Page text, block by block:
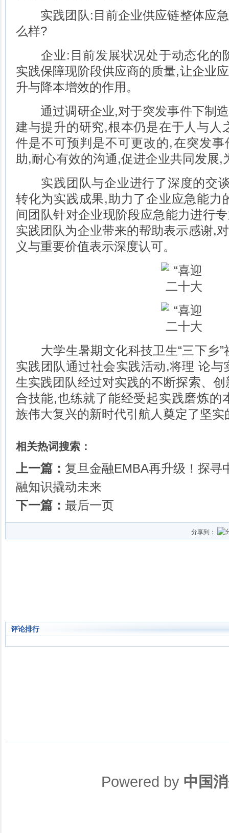
实践团队:目前企业供应链整体应急
么样?
企业:目前发展状况处于动态化的
实践保障现阶段供应商的质量,让企业
升与降本增效的作用。
通过调研企业,对于突发事件下制造
建与提升的研究,根本仍是在于人与人
件是不可预判是不可更改的,在突发
助,耐心有效的沟通,促进企业共同发展,
实践团队与企业进行了深度的交
转化为实践成果,助力了企业应急能力
间团队针对企业现阶段应急能力进行
实践团队为企业带来的帮助表示感谢,
义与重要价值表示深度认可。
大学生暑期文化科技卫生“三下乡”
实践团队通过社会实践活动,将理 论
生实践团队经过对实践的不断探索、
合技能,也练就了能经受起实践磨炼的
族伟大复兴的新时代引航人奠定了坚
相关热词搜索：
上一篇： 复旦金融EMBA再升级！探寻
融知识撬动未来
下一篇： 最后一页
分享到：
评论排行
Powered by 中国